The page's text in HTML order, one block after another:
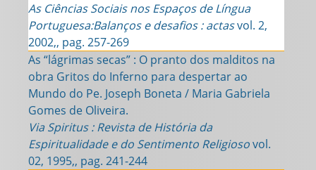
As Ciências Sociais nos Espaços de Língua
Portuguesa:Balanços e desafios : actasvol. 2,
2002,, pag. 257-269
As “lágrimas secas” : O pranto dos malditos na
obra Gritos do Inferno para despertar ao
Mundo do Pe. Joseph Boneta / Maria Gabriela
Gomes de Oliveira.
Via Spiritus : Revista de História da
Espiritualidade e do Sentimento Religiosovol.
02, 1995,, pag. 241-244